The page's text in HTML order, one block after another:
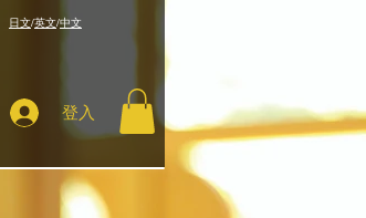
​日文/英文/中文
登入